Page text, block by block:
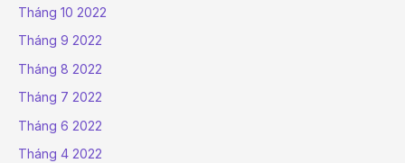
Tháng 10 2022
Tháng 9 2022
Tháng 8 2022
Tháng 7 2022
Tháng 6 2022
Tháng 4 2022